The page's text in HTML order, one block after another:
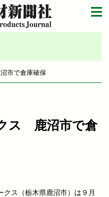
市で倉庫確保
ス 鹿沼市で倉
クス（栃木県鹿沼市）は９月